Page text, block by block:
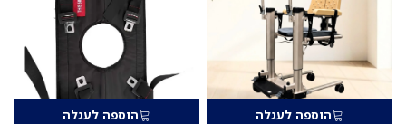
הוספה לעגלה הוספה לעגלה